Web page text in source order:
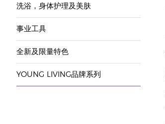
洗浴，身体护理及美肤
事业工具
全新及限量特色
YOUNG LIVING品牌系列